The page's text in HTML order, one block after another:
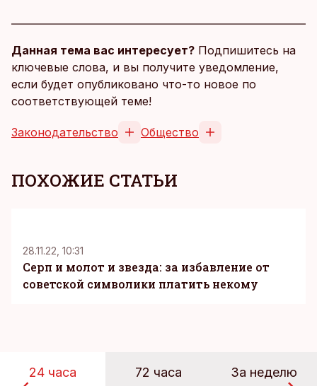
Данная тема вас интересует? Подпишитесь на
ключевые слова, и вы получите уведомление,
если будет опубликовано что-то новое по
соответствующей теме!
Законодательство Общество
ПОХОЖИЕ СТАТЬИ
28.11.22, 10:31
Серп и молот и звезда: за избавление от
советской символики платить некому
24 часа 72 часа За неделю